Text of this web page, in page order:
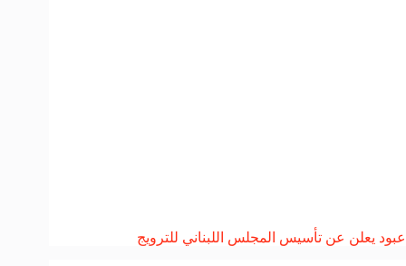
عبود يعلن عن تأسيس المجلس اللبناني للترويج